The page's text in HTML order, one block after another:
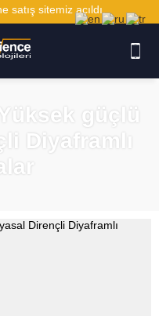
satış sitemiz açıldı.
güçlü
Diyaframlı